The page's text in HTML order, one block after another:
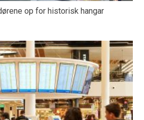
op for historisk hangar